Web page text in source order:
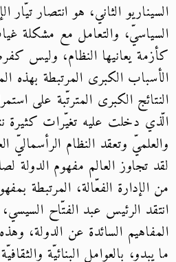
السيناريو الثاني، هو انتصار
السياسيّ، والتعامل مع مشكلة
كأزمة يعانيها النظام، وليس
الأسباب الكبرى المرتبطة بهذه
النتائج الكبرى المترتّبة على
الّذي دخلت عليه تغيّرات كثيرة
والعلميّ وتعقد النظام الرأسماليّ
لقد تجاوز العالم مفهوم الدولة
من الإدارة الفعّالة، المرتبطة
انتقد الرئيس عبد الفتّاح
المفاهيم السائدة عن الدولة،
ما يبدو، بالعوامل البنائيّة